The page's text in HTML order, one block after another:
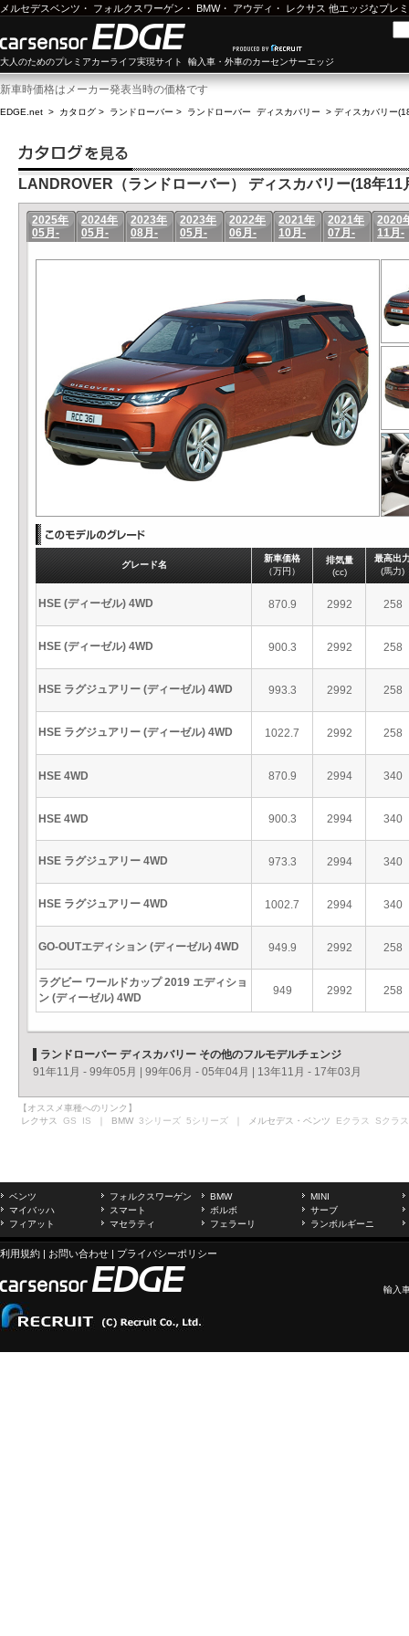
メルセデスベンツ ・ フォルクスワーゲン ・ BMW・ アウディ ・ レクサス 他エッジなプレ
大人のためのプレミアカーライフ実現サイト 輸入車・外車のカーセンサーエッジ
新車時価格はメーカー発表当時の価格です
EDGE.net > カタログ > ランドローバー > ランドローバー ディスカバリー > ディスカバリー
LANDROVER（ランドローバー） ディスカバリー(18年11
2025年
05月-
2024年
05月-
2023年
08月-
2023年
05月-
2022年
06月-
2021年
10月-
2021年
07月-
2020
11月-
グレード名
新車価格
（万円）
排気量
(cc)
最高出
(馬力)
HSE (ディーゼル) 4WD 870.9 2992 258
HSE (ディーゼル) 4WD 900.3 2992 258
HSE ラグジュアリー (ディーゼル) 4WD 993.3 2992 258
HSE ラグジュアリー (ディーゼル) 4WD 1022.7 2992 258
HSE 4WD 870.9 2994 340
HSE 4WD 900.3 2994 340
HSE ラグジュアリー 4WD 973.3 2994 340
HSE ラグジュアリー 4WD 1002.7 2994 340
GO-OUTエディション (ディーゼル) 4WD 949.9 2992 258
ラグビー ワールドカップ 2019 エディショ
ン (ディーゼル) 4WD
949 2992 258
ランドローバー ディスカバリー その他のフルモデルチェンジ
91年11月 - 99年05月
99年06月 - 05年04月 13年11月 - 17年03月
【オススメ車種へのリンク】
レクサス GS IS ｜ BMW 3シリーズ 5シリーズ ｜ メルセデス・ベンツ Eクラス Sクラス
ベンツ フォルクスワーゲン BMW
MINI
マイバッハ
スマート ボルボ
サーブ
フィアット
マセラティ フェラーリ ランボルギーニ
利用規約 | お問い合わせ | プライバシーポリシー
輸入